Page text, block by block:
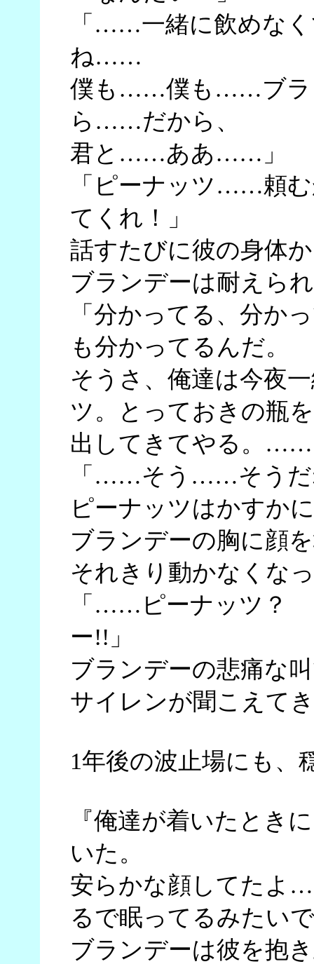
「……一緒に飲めな
ね……
僕も……僕も……ブラ
ら……だから、
君と……ああ……」
「ピーナッツ……頼
てくれ！」
話すたびに彼の身体
ブランデーは耐えら
「分かってる、分か
も分かってるんだ。
そうさ、俺達は今夜
ツ。とっておきの瓶を
出してきてやる。……
「……そう……そう
ピーナッツはかすか
ブランデーの胸に顔
それきり動かなくな
「……ピーナッツ
ー!!」
ブランデーの悲痛な
サイレンが聞こえて
1年後の波止場にも、
『俺達が着いたとき
いた。
安らかな顔してたよ
るで眠ってるみたい
ブランデーは彼を抱